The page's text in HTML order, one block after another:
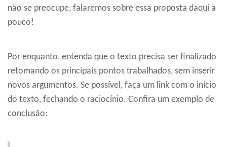
não se preocupe, falaremos sobre essa proposta daqui a
pouco!
Por enquanto, entenda que o texto precisa ser finalizado
retomando os principais pontos trabalhados, sem inserir
novos argumentos. Se possível, faça um link com o início
do texto, fechando o raciocínio. Confira um exemplo de
conclusão: